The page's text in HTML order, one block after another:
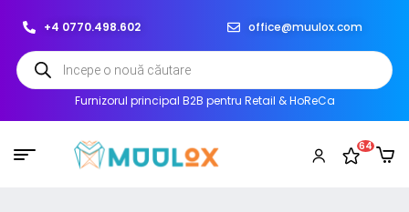
+4 0770.498.602 office@muulox.com
Furnizorul principal B2B pentru Retail & HoReCa
64